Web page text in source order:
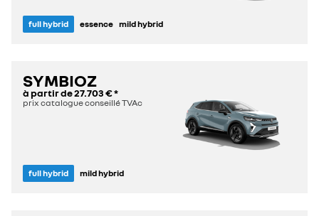
full hybrid essence mild hybrid
SYMBIOZ
à partir de27.703 €*
prix catalogue conseillé TVAc
full hybrid mild hybrid